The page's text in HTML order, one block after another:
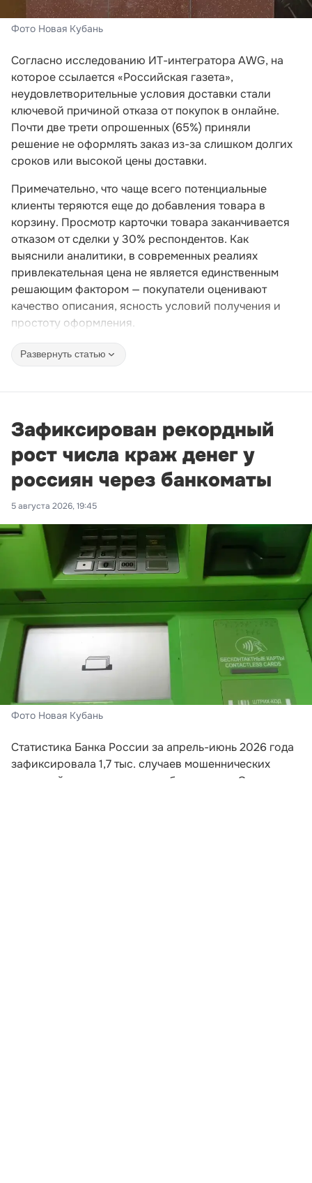
Фото Новая Кубань
Согласно исследованию ИТ-интегратора AWG, на
которое ссылается «Российская газета»,
неудовлетворительные условия доставки стали
ключевой причиной отказа от покупок в онлайне.
Почти две трети опрошенных (65%) приняли
решение не оформлять заказ из-за слишком долгих
сроков или высокой цены доставки.
Примечательно, что чаще всего потенциальные
клиенты теряются еще до добавления товара в
корзину. Просмотр карточки товара заканчивается
отказом от сделки у 30% респондентов. Как
выяснили аналитики, в современных реалиях
привлекательная цена не является единственным
решающим фактором — покупатели оценивают
качество описания, ясность условий получения и
простоту оформления.
Развернуть статью
Зафиксирован рекордный
рост числа краж денег у
россиян через банкоматы
5 августа 2026, 19:45
Фото Новая Кубань
Статистика Банка России за апрель-июнь 2026 года
зафиксировала 1,7 тыс. случаев мошеннических
операций с использованием банкоматов. Этот